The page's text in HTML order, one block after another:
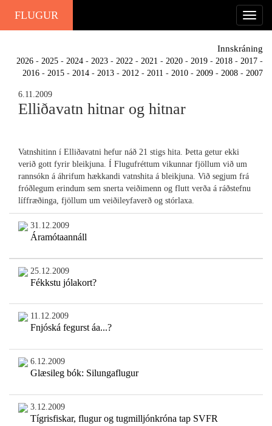
FLUGUR
Innskráning
2026 - 2025 - 2024 - 2023 - 2022 - 2021 - 2020 - 2019 - 2018 - 2017 -
2016 - 2015 - 2014 - 2013 - 2012 - 2011 - 2010 - 2009 - 2008 - 2007
6.11.2009
Elliðavatn hitnar og hitnar
Vatnshitinn í Elliðavatni hefur náð 21 stigs hita. Þetta getur ekki
verið gott fyrir bleikjuna. Í Flugufréttum vikunnar fjöllum við um
rannsókn á áhrifum hækkandi vatnshita á bleikjuna. Við segjum frá
fróðlegum erindum sem snerta veiðimenn og flutt verða á ráðstefnu
líffræðinga, fjöllum um veiðileyfaverð og stórlaxa.
31.12.2009
Áramótaannáll
25.12.2009
Fékkstu jólakort?
11.12.2009
Fnjóská fegurst áa...?
6.12.2009
Glæsileg bók: Silungaflugur
3.12.2009
Tígrisfiskar, flugur og tugmilljónkróna tap SVFR